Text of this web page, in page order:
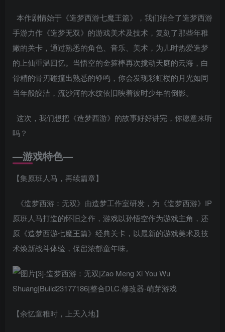
本作剧情始于《造梦西游七魔王篇》，我们结合了造梦西游
手游力作《造梦无双》的游戏美术及技术，复刻了那些年稚
嫩的关卡，通过熟悉的角色、音乐、美术，为儿时热爱造梦
的上仙重温回忆。当悟空的金箍棒再次搅动天庭的云海，白
骨精的骨刃碰撞出熟悉的铮鸣，你会发现彩虹楼的月光如同
当年般皎洁，流沙河的水纹依旧映着彼时少年的倒影。
这次，我们想把《造梦西游》的故事好好讲完，你愿意来听
吗？
—游戏特色—
【集原班人马，再续篇章】
《造梦西游：无双》由造梦工作室研发，为《造梦西游》IP
原班人马打造的怀旧之作，游戏以孙悟空作为游戏主角，还
原《造梦西游七魔王篇》经典关卡，以最新的游戏美术及技
术焕新战斗体验，保留浓郁童年味。
【余忆童稚时，上天入地】